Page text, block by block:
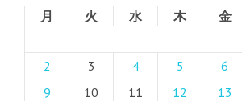
月 火 水 木 金
2
3 4 5 6
9
10 11 12 13